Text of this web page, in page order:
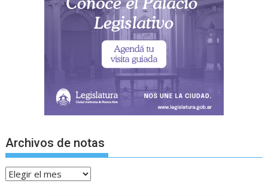
Archivos de notas
Archivos